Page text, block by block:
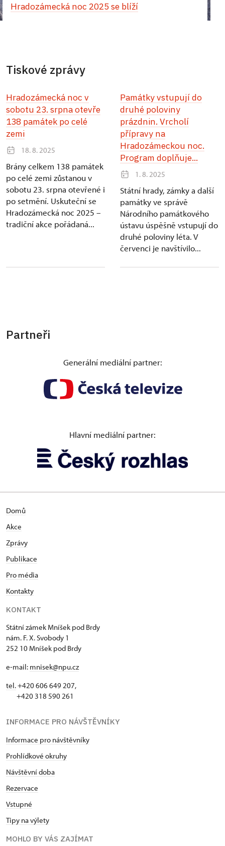
Hradozámecká noc 2025 se blíží
Tiskové zprávy
Hradozámecká noc v
sobotu 23. srpna otevře
138 památek po celé
zemi
18. 8. 2025
Brány celkem 138 památek
po celé zemi zůstanou v
sobotu 23. srpna otevřené i
po setmění. Uskuteční se
Hradozámecká noc 2025 –
tradiční akce pořádaná...
Památky vstupují do
druhé poloviny
prázdnin. Vrcholí
přípravy na
Hradozámeckou noc.
Program doplňuje...
1. 8. 2025
Státní hrady, zámky a další
památky ve správě
Národního památkového
ústavu úspěšně vstupují do
druhé poloviny léta. V
červenci je navštívilo...
Partneři
Generální mediální partner:
Hlavní mediální partner:
Domů
Akce
Zprávy
Publikace
Pro média
Kontakty
KONTAKT
Státní zámek Mníšek pod Brdy
nám. F. X. Svobody 1
252 10 Mníšek pod Brdy
e-mail: mnisek@npu.cz
tel.+420 606 649 207,
+420 318 590 261
INFORMACE PRO NÁVŠTĚVNÍKY
Informace pro návštěvníky
Prohlídkové okruhy
Návštěvní doba
Rezervace
Vstupné
Tipy na výlety
MOHLO BY VÁS ZAJÍMAT